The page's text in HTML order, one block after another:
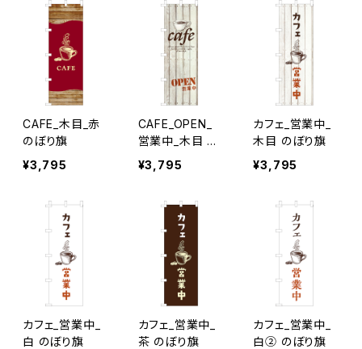
CAFE_木目_赤
のぼり旗
¥3,795
CAFE_OPEN_
営業中_木目 の
ぼり旗
¥3,795
カフェ_営業中_
木目 のぼり旗
¥3,795
カフェ_営業中_
白 のぼり旗
カフェ_営業中_
茶 のぼり旗
カフェ_営業中_
白② のぼり旗